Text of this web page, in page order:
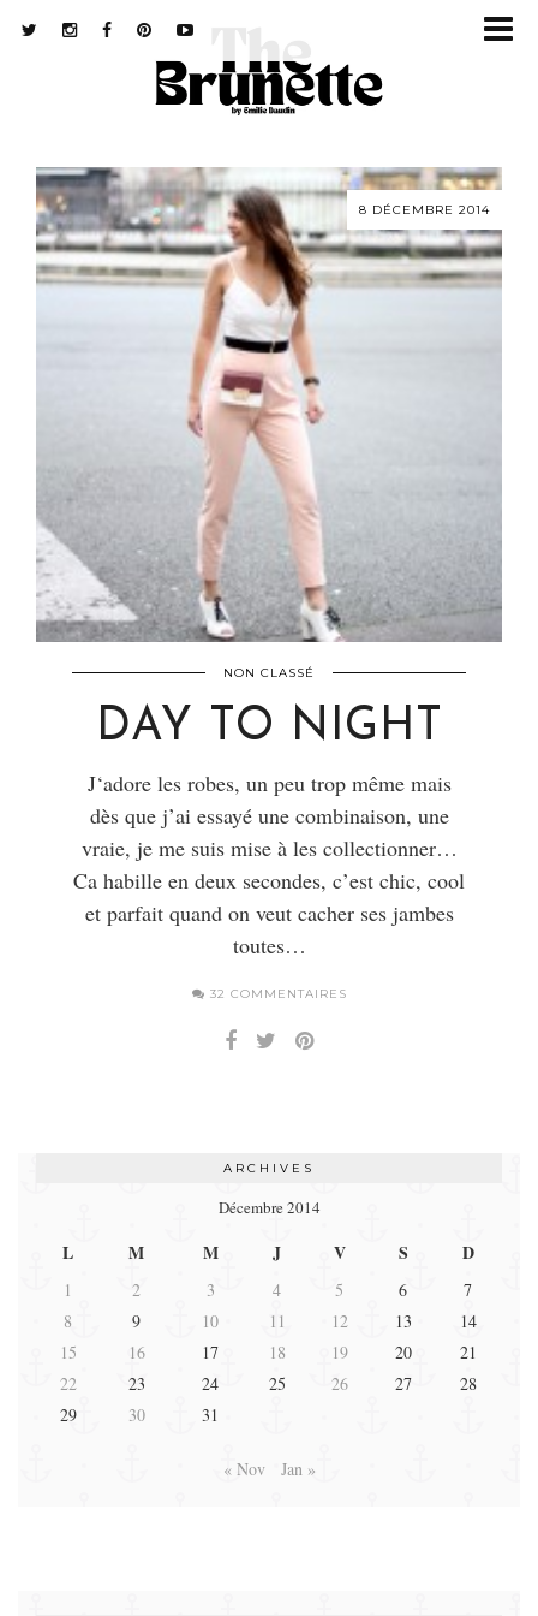
8 DÉCEMBRE 2014
NON CLASSÉ
DAY TO NIGHT
J‘adore les robes, un peu trop même mais
dès que j’ai essayé une combinaison, une
vraie, je me suis mise à les collectionner…
Ca habille en deux secondes, c’est chic, cool
et parfait quand on veut cacher ses jambes
toutes…
32 COMMENTAIRES
ARCHIVES
Décembre 2014
L M M J V S D
1 2 3 4 5 6
7
8
9 10 11 12 13
14
15
16 17 18 19 20
21
22
23 24 25 26 27
28
29
30 31
« Nov Jan »